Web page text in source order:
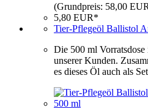
(Grundpreis: 58,00
5,80 EUR*
Tier-Pflegeöl Ballistol
Die 500 ml Vorratsdose
unserer Kunden.
es dieses Öl auch als